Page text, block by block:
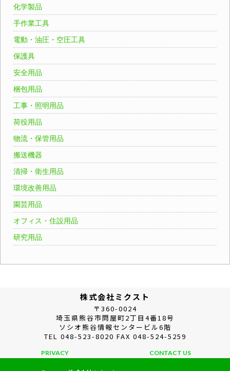
化学製品
手作業工具
電動・油圧・空圧工具
保護具
安全用品
梱包用品
工事・照明用品
荷役用品
物流・保管用品
搬送機器
清掃・衛生用品
環境改善用品
園芸用品
オフィス・住設用品
研究用品
株式会社ミクスト
〒360-0024
埼玉県熊谷市問屋町2丁目4番18号
ソシオ熊谷情報センタービル6階
TEL 048-523-8020 FAX 048-524-5259
PRIVACY CONTACT US